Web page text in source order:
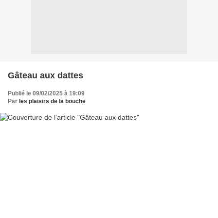
Gâteau aux dattes
Publié le 09/02/2025 à 19:09
Par les plaisirs de la bouche